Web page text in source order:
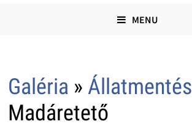
MENU
Galéria » Állatmentés
Madáretető